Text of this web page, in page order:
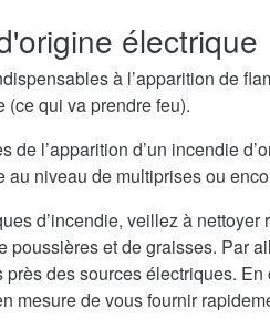
électrique
à l’apparition de
(ce qui va prendre feu).
de l’apparition d’un incendie
au niveau de multiprises ou
d’incendie, veillez à
poussières et de graisses. Par
des sources électriques.
mesure de vous fournir